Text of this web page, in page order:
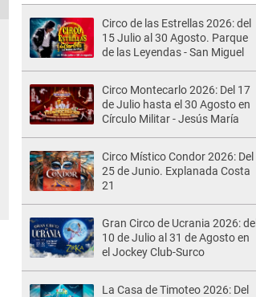
Circo de las Estrellas 2026: del
15 Julio al 30 Agosto. Parque
de las Leyendas - San Miguel
Circo Montecarlo 2026: Del 17
de Julio hasta el 30 Agosto en
Círculo Militar - Jesús María
Circo Místico Condor 2026: Del
25 de Junio. Explanada Costa
21
Gran Circo de Ucrania 2026: del
10 de Julio al 31 de Agosto en
el Jockey Club-Surco
La Casa de Timoteo 2026: Del